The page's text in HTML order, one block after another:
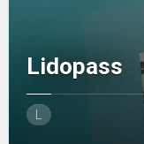
Lidopass
L